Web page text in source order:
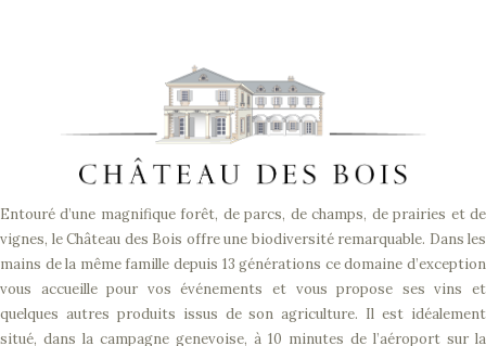
Entouré d’une magnifique forêt, de parcs, de champs, de prairies et de
vignes, le Château des Bois offre une biodiversité remarquable. Dans les
mains de la même famille depuis 13 générations ce domaine d’exception
vous accueille pour vos événements et vous propose ses vins et
quelques autres produits issus de son agriculture. Il est idéalement
situé, dans la campagne genevoise, à 10 minutes de l’aéroport sur la